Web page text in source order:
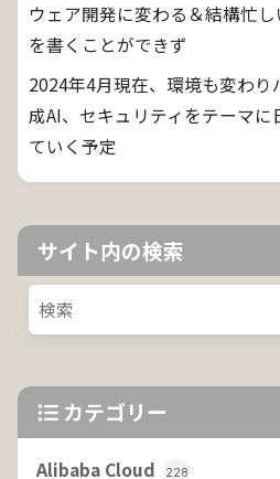
ウェア開発に変わる＆結構忙
を書くことができず
2024年4月現在、環境も変わ
成AI、セキュリティをテーマ
ていく予定
サイト内の検索
カテゴリー
Alibaba Cloud 228